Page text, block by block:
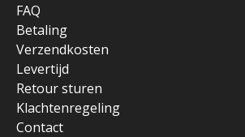
FAQ
Betaling
Verzendkosten
Levertijd
Retour sturen
Klachtenregeling
Contact